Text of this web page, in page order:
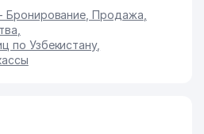
Бронирование, Продажа
по Узбекистану,